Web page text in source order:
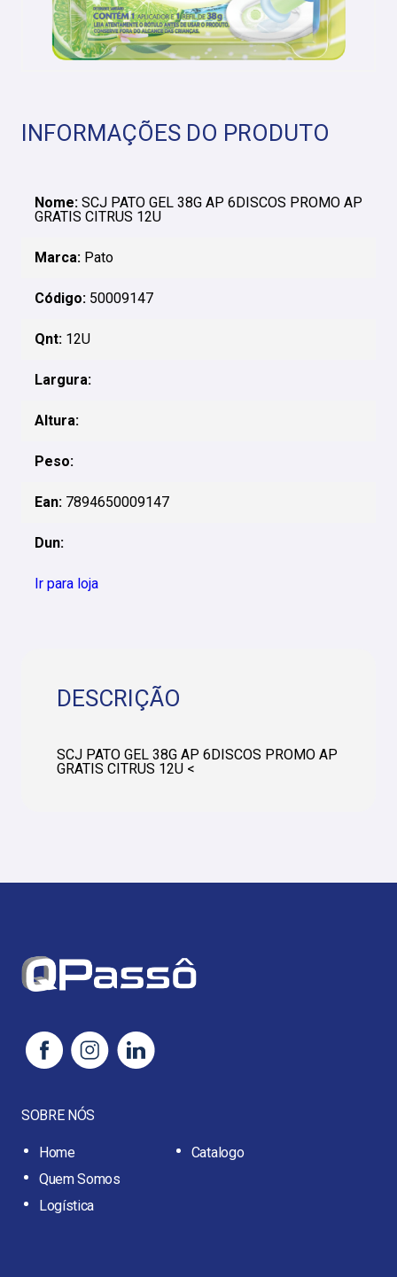
INFORMAÇÕES DO PRODUTO
Nome: SCJ PATO GEL 38G AP 6DISCOS PROMO AP
GRATIS CITRUS 12U
Marca: Pato
Código: 50009147
Qnt: 12U
Largura:
Altura:
Peso:
Ean: 7894650009147
Dun:
Ir para loja
DESCRIÇÃO
SCJ PATO GEL 38G AP 6DISCOS PROMO AP
GRATIS CITRUS 12U <
SOBRE NÓS
Home
Quem Somos
Logística
Catalogo